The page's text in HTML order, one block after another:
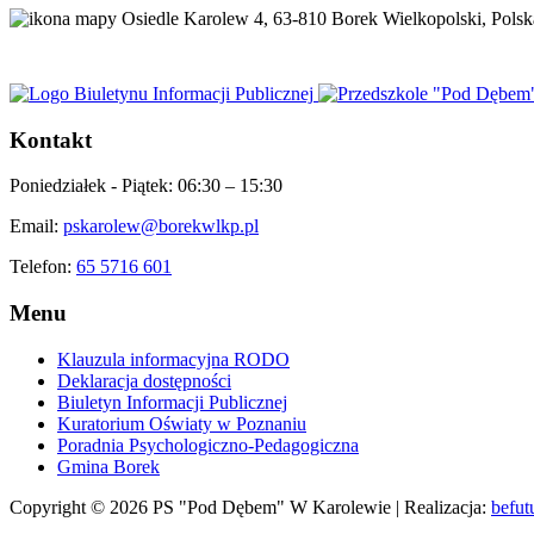
Osiedle Karolew 4, 63-810 Borek Wielkopolski,
Kontakt
Poniedziałek - Piątek: 06:30 – 15:30
Email: pskarolew@borekwlkp.pl
Telefon: 65 5716 601
Menu
Klauzula informacyjna RODO
Deklaracja dostępności
Biuletyn Informacji Publicznej
Kuratorium Oświaty w Poznaniu
Poradnia Psychologiczno-Pedagogiczna
Gmina Borek
Copyright © 2026 PS "Pod Dębem" W Karolewie | Realizacja: